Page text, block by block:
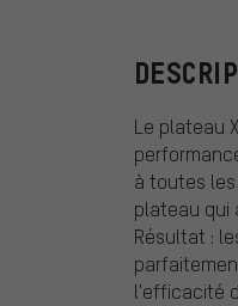
Le plateau
à toutes
plateau qui
Résultat :
l'efficacité